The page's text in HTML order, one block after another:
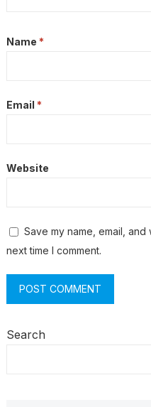
Name *
Email *
Website
Save my name, email,
next time I comment.
Search